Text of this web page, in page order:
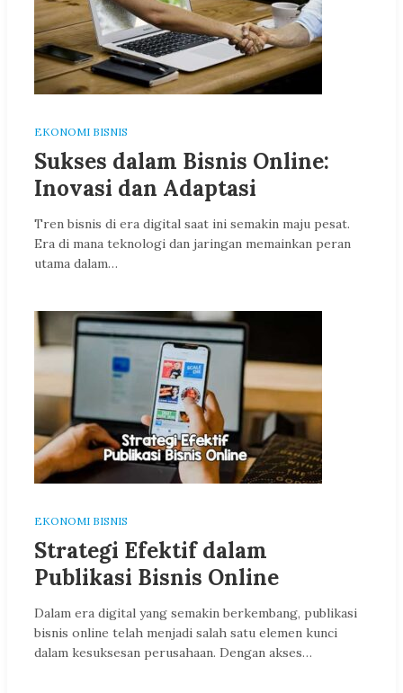
EKONOMI BISNIS
Sukses dalam Bisnis Online:
Inovasi dan Adaptasi
Tren bisnis di era digital saat ini semakin maju pesat.
Era di mana teknologi dan jaringan memainkan peran
utama dalam…
EKONOMI BISNIS
Strategi Efektif dalam
Publikasi Bisnis Online
Dalam era digital yang semakin berkembang, publikasi
bisnis online telah menjadi salah satu elemen kunci
dalam kesuksesan perusahaan. Dengan akses…